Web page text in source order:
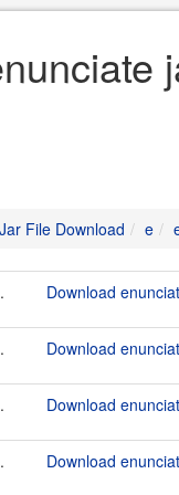
Jar File Download e
Download
Download
Download
Download